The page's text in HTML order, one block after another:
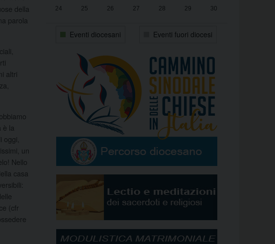
della
parola
altri
è la
un
Nello
casa
(cfr
24 25 26 27 28 29 30
Eventi diocesani Eventi fuori diocesi